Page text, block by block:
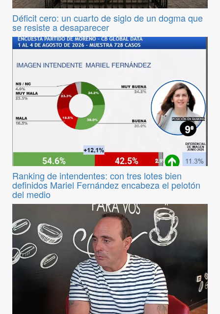
Déficit cero: un cuarto de siglo de un dogma que
se resiste a desaparecer
Ranking de intendentes: con tres lotes bien
definidos Mariel Fernández encabeza el pelotón
del medio